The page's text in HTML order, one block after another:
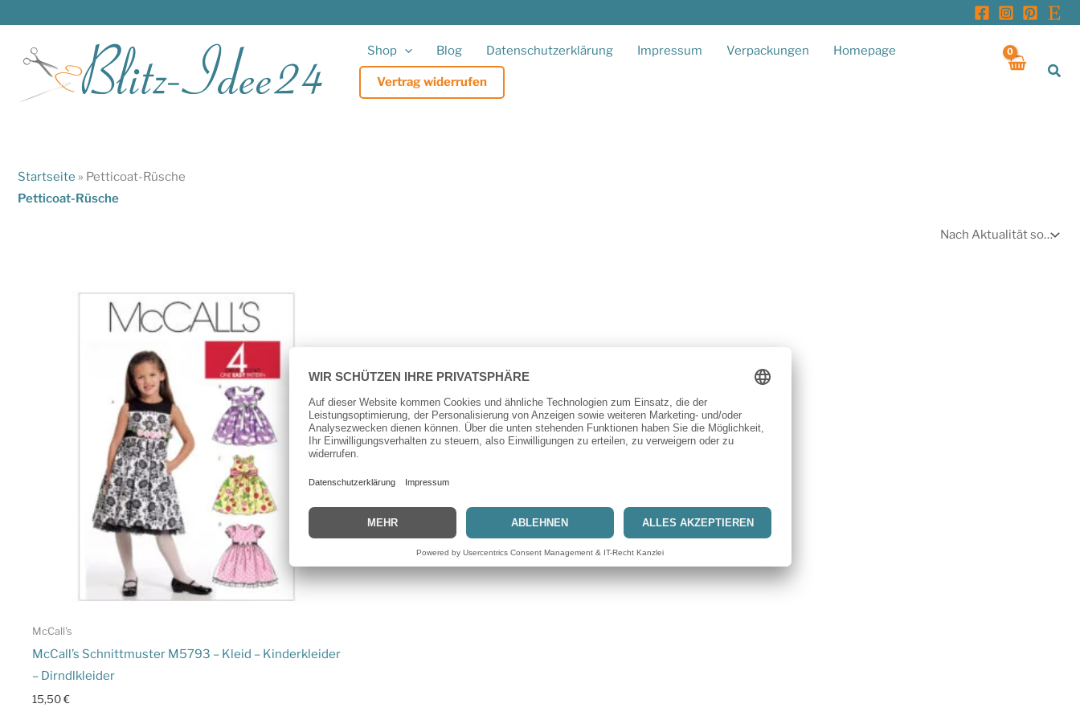
springen
Shop Blog Datenschutzerklärung Impressum Verpackungen Homepage
Vertrag widerrufen
Startseite » Petticoat-Rüsche
Petticoat-Rüsche
McCall's
McCall’s Schnittmuster M5793 – Kleid – Kinderkleider
– Dirndlkleider
15,50€